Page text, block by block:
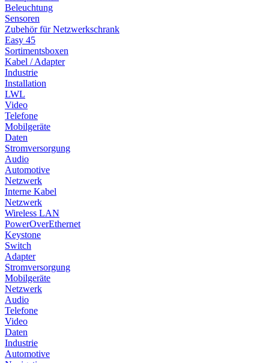
Beleuchtung
Sensoren
Zubehör für Netzwerkschrank
Easy 45
Sortimentsboxen
Kabel / Adapter
Industrie
Installation
LWL
Video
Telefone
Mobilgeräte
Daten
Stromversorgung
Audio
Automotive
Netzwerk
Interne Kabel
Netzwerk
Wireless LAN
PowerOverEthernet
Keystone
Switch
Adapter
Stromversorgung
Mobilgeräte
Netzwerk
Audio
Telefone
Video
Daten
Industrie
Automotive